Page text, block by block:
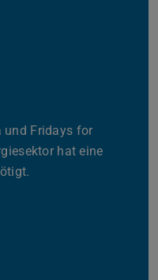
und Fridays for
hat eine